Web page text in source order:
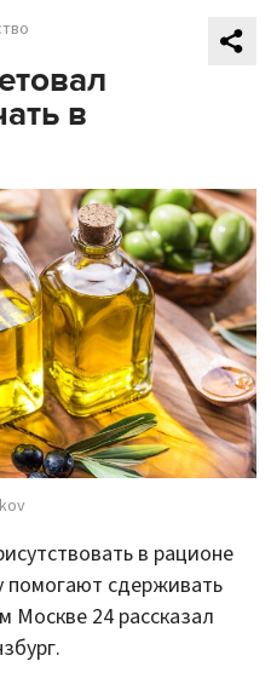
в
в рационе
сдерживать
Москве 24 рассказал